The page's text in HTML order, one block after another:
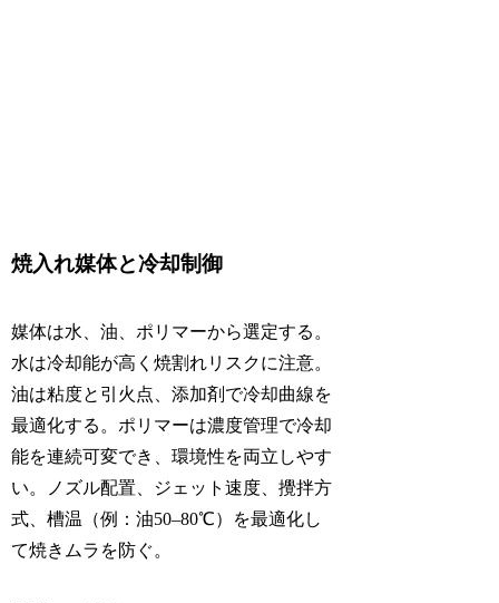
焼入れ媒体と冷却制御
媒体は水、油、ポリマーから選定する。
水は冷却能が高く焼割れリスクに注意。
油は粘度と引火点、添加剤で冷却曲線を
最適化する。ポリマーは濃度管理で冷却
能を連続可変でき、環境性を両立しやす
い。ノズル配置、ジェット速度、攪拌方
式、槽温（例：油50–80℃）を最適化し
て焼きムラを防ぐ。